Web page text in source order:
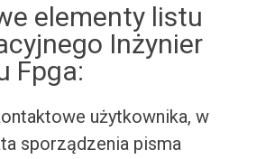
elementy listu
Inżynier
Fpga:
użytkownika, w
sporządzenia pisma